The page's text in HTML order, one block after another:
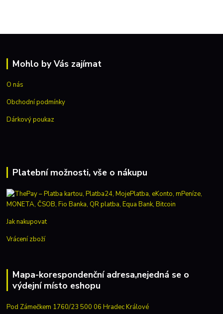
Mohlo by Vás zajímat
O nás
Obchodní podmínky
Dárkový poukaz
Platební možnosti, vše o nákupu
Jak nakupovat
Vrácení zboží
Mapa-korespondenční adresa,nejedná se o
výdejní místo eshopu
Pod Zámečkem 1760/23 500 06 Hradec Králové